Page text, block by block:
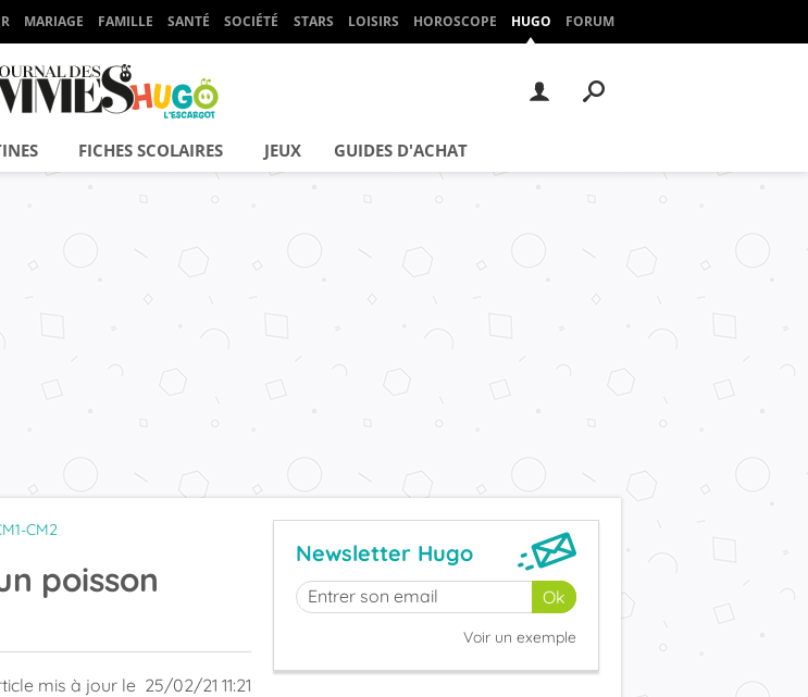
MARIAGE FAMILLE SANTÉ SOCIÉTÉ STARS LOISIRS HOROSCOPE HUGO FORUM
FICHES SCOLAIRES JEUX GUIDES D'ACHAT
CM2
poisson
mis à jour le 25/02/21 11:21
Newsletter Hugo
Voir un exemple